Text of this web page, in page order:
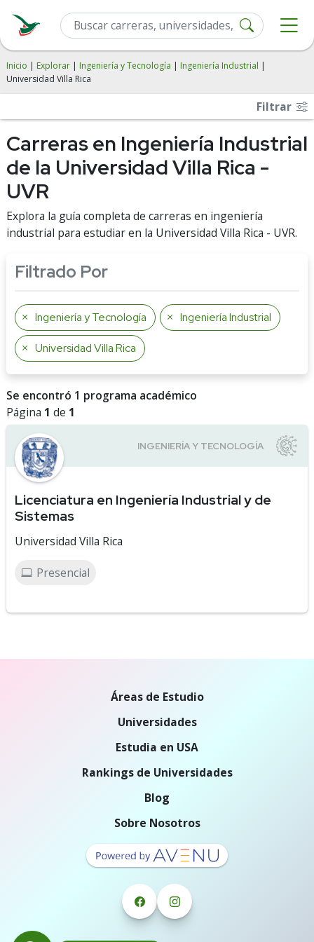
Inicio | Explorar | Ingeniería y Tecnología | Ingeniería Industrial |
Universidad Villa Rica
Filtrar
Carreras en Ingeniería Industrial
de la Universidad Villa Rica -
UVR
Explora la guía completa de carreras en ingeniería
industrial para estudiar en la Universidad Villa Rica - UVR.
Filtrado Por
Ingeniería y Tecnología Ingeniería Industrial
Universidad Villa Rica
Se encontró 1 programa académico
Página 1 de 1
Licenciatura en Ingeniería Industrial y de
Sistemas
Universidad Villa Rica
Presencial
Áreas de Estudio
Universidades
Estudia en USA
Rankings de Universidades
Blog
Sobre Nosotros